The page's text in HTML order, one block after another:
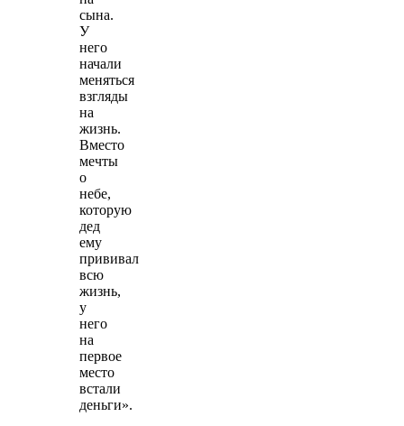
сына.
У
него
начали
меняться
взгляды
на
жизнь.
Вместо
мечты
о
небе,
которую
дед
ему
прививал
всю
жизнь,
у
него
на
первое
место
встали
деньги».